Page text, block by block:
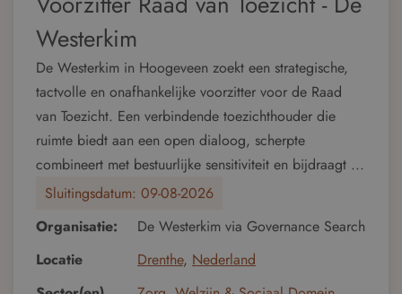
Westerkim
De Westerkim in Hoogeveen zoekt een strategische,
tactvolle en onafhankelijke voorzitter voor de Raad
van Toezicht. Een verbindende toezichthouder die
ruimte biedt aan een open dialoog, scherpte
combineert met bestuurlijke sensitiviteit en bijdraagt ...
Sluitingsdatum: 09-08-2026
Organisatie:
De Westerkim via Governance Search
Locatie
Drenthe, Nederland